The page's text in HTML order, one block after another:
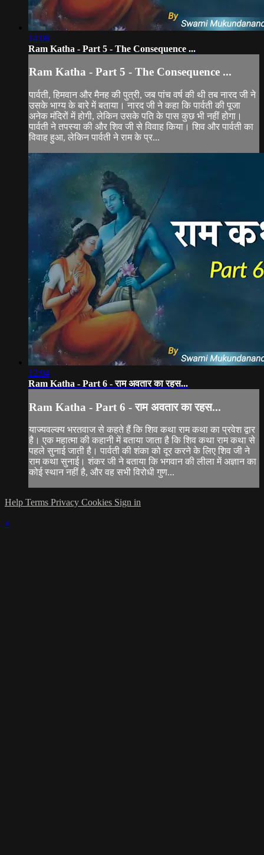
14:08
Ram Katha - Part 5 - The Consequence ...
Ram Katha - Part 5 - The Consequence ...
पार्वती, हिमवान और मैनह की पुत्री, जब पांच वर्ष की थी तब नारद जी ने
उसके भाग्य के बारे में बताया। नारद जी ने कहा कि पार्वती की पूजा
अनेक मंदिरों में होगी, लेकिन उसके पति के पास कुछ भी नहीं होगा।
पार्वती ने तपस्या की और शिव जी से विवाह किया। शिव और पार्वती का
विवाह हुआ, लेकिन पार्वती ने राम के प्र...
12:04
Ram Katha - Part 6 - राम अवतार का रहस...
Ram Katha - Part 6 - राम अवतार का रहस...
याज्यवल्क्य भरतवाज से कहते हैं कि शिव कथा राम कथा का प्रवेश द्वार
है। एक महात्मा की कहानी में बताया जाता है कि शिव कथा राम कथा से
पहले सुनाई जाती है। पार्वती की शंका को दूर करने के लिए शिव जी ने
राम कथा सुनाई। शंकर जी ने बताया कि भगवान की लीला में अज्ञान का
कोई स्थान नहीं है, और वह सभी विरोधी गुण...
Help Terms Privacy Cookies Sign in
×